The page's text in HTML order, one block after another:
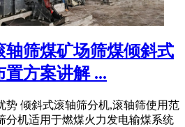
轴筛煤矿场筛煤倾斜式
方案讲解 ...
势 倾斜式滚轴筛分机,滚轴筛使用范
分机适用于燃煤火力发电输煤系统